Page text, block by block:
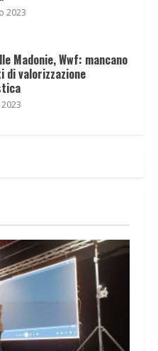
2023
Madonie, Wwf: mancano
valorizzazione